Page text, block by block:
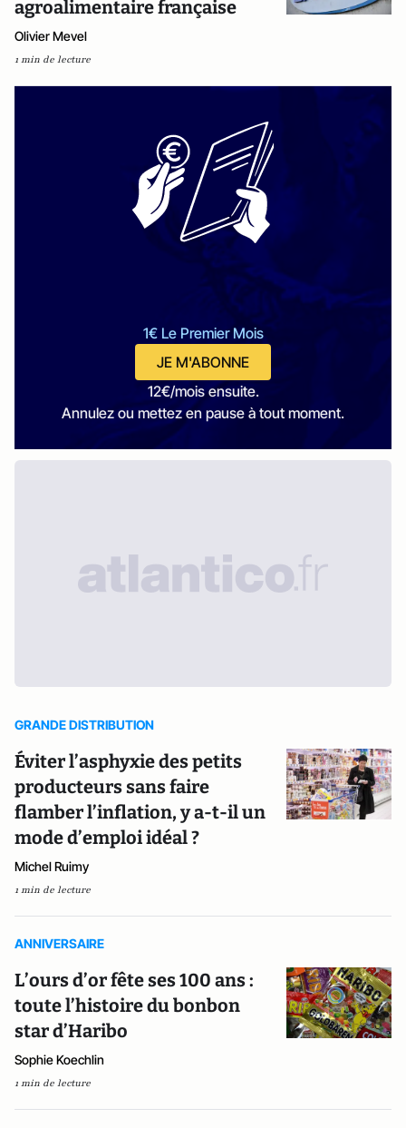
agroalimentaire française
Olivier Mevel
1 min de lecture
1€ Le Premier Mois
JE M'ABONNE
12€/mois ensuite.
Annulez ou mettez en pause à tout moment.
GRANDE DISTRIBUTION
Éviter l’asphyxie des petits
producteurs sans faire
flamber l’inflation, y a-t-il un
mode d’emploi idéal ?
Michel Ruimy
1 min de lecture
ANNIVERSAIRE
L’ours d’or fête ses 100 ans :
toute l’histoire du bonbon
star d’Haribo
Sophie Koechlin
1 min de lecture